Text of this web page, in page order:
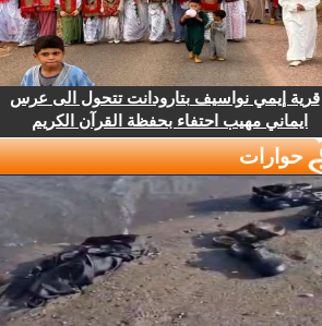
قرية إيمي نواسيف بتارودانت تتحول الى عرس
ايماني مهيب احتفاء بحفظة القرآن الكريم
حوارات